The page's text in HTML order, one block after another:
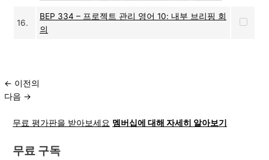
16.
BEP 334 – 프로젝트 관리 영어 10: 내부 브리핑 회
의
← 이전의
다음 →
무료 평가판을 받아보세요 멤버십에 대해 자세히 알아보기
무료 구독